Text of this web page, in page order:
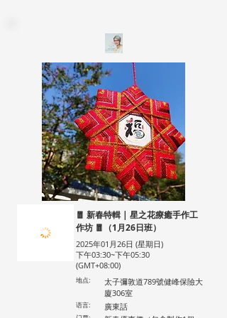
🧧 新春特輯 | 星之花療癒手作工
作坊 🧧（1月26日班）
2025年01月26日 (星期日)
下午03:30~下午05:30
(GMT+08:00)
地点:
太子彌敦道789號健峰保險大
廈306室
语言: 廣東話